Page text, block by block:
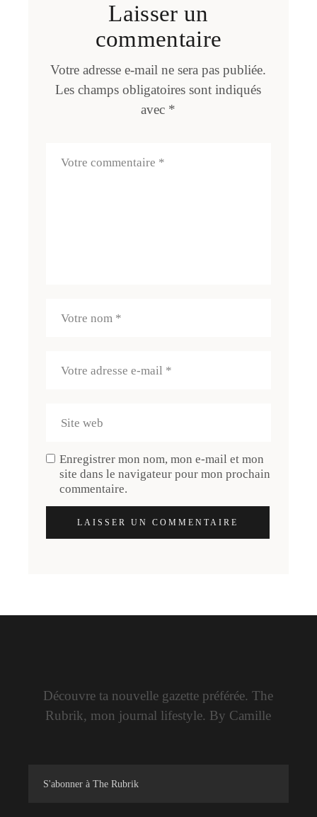
Laisser un
commentaire
Votre adresse e-mail ne sera pas publiée.
Les champs obligatoires sont indiqués
avec *
Enregistrer mon nom, mon e-mail et mon
site dans le navigateur pour mon prochain
commentaire.
LAISSER UN COMMENTAIRE
Découvre ta nouvelle gazette préférée. The
Rubrik, mon journal lifestyle. By Camille